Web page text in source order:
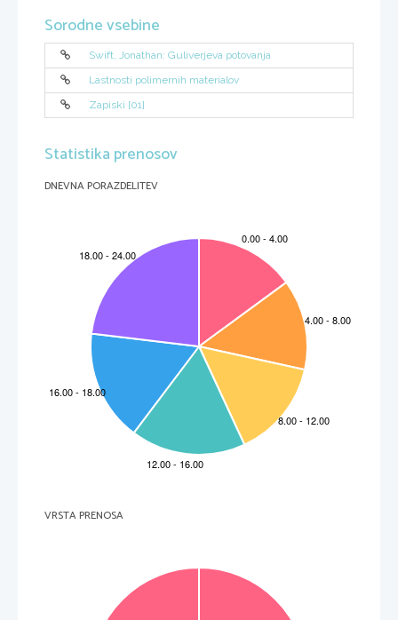
Sorodne vsebine
Swift, Jonathan: Guliverjeva potovanja
Lastnosti polimernih materialov
Zapiski [01]
Statistika prenosov
DNEVNA PORAZDELITEV
VRSTA PRENOSA